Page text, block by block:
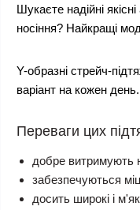
Шукаєте надійні
носіння? Найкращі
Y-образні стрейч-
варіант на кожен день.
Переваги цих
добре витримують
забезпечуються
досить широкі і